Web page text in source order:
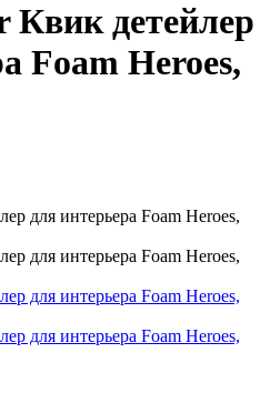
Квик детейлер
Foam Heroes,